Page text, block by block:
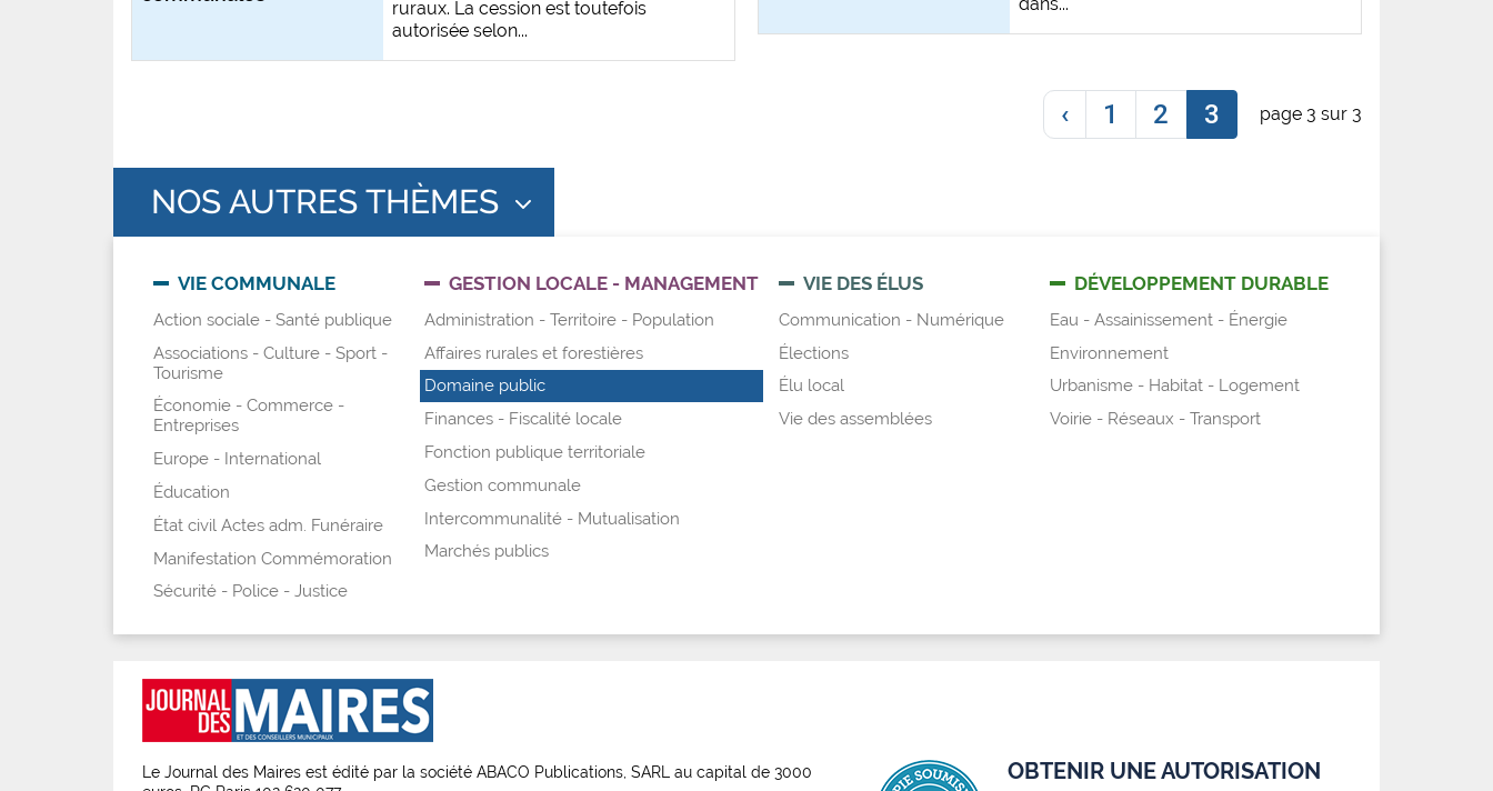
ruraux. La cession est toutefois
autorisée selon...
‹ 1 2 3 page 3 sur 3
NOS AUTRES THÈMES
VIE COMMUNALE
Action sociale - Santé publique
Associations - Culture - Sport -
Tourisme
Économie - Commerce -
Entreprises
Europe - International
Éducation
État civil Actes adm. Funéraire
Manifestation Commémoration
Sécurité - Police - Justice
GESTION LOCALE - MANAGEMENT
Administration - Territoire - Population
Affaires rurales et forestières
Domaine public
Finances - Fiscalité locale
Fonction publique territoriale
Gestion communale
Intercommunalité - Mutualisation
Marchés publics
VIE DES ÉLUS
Communication - Numérique
Élections
Élu local
Vie des assemblées
DÉVELOPPEMENT DURABLE
Eau - Assainissement - Énergie
Environnement
Urbanisme - Habitat - Logement
Voirie - Réseaux - Transport
Le Journal des Maires est édité par la société ABACO Publications, SARL au capital de 3000
OBTENIR UNE AUTORISATION